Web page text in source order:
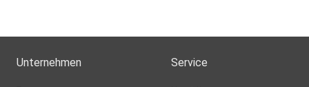
Unternehmen Service